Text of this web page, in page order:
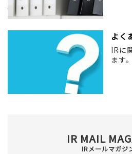
よく
IRに
ます。
IR MAIL
IRメールマガジ